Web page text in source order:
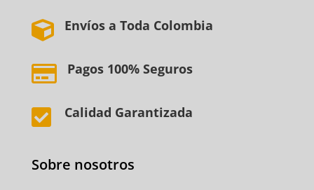
 Envíos a Toda Colombia
 Pagos 100% Seguros
 Calidad Garantizada
Sobre nosotros